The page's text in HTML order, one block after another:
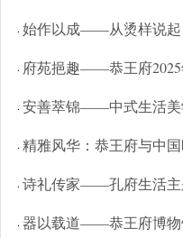
· 始作以成——从烫样说起
· 府苑挹趣——恭王府2025
· 安善萃锦——中式生活美
· 精雅风华：恭王府与中国
· 诗礼传家——孔府生活主
· 器以载道——恭王府博物